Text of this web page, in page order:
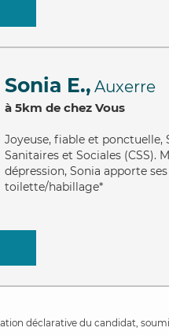
Sonia E., Auxerre
à 5km de chez Vous
Joyeuse, fiable et ponctuelle,
Sanitaires et Sociales (CSS).
dépression, Sonia apporte
toilette/habillage*
déclarative du candidat,